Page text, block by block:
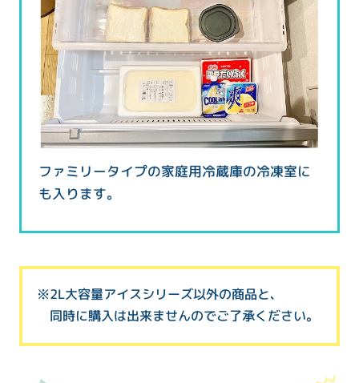
ファミリータイプの家庭用冷蔵庫の冷凍室に
も入ります。
※2L大容量アイスシリーズ以外の商品と、
同時に購入は出来ませんのでご了承ください。